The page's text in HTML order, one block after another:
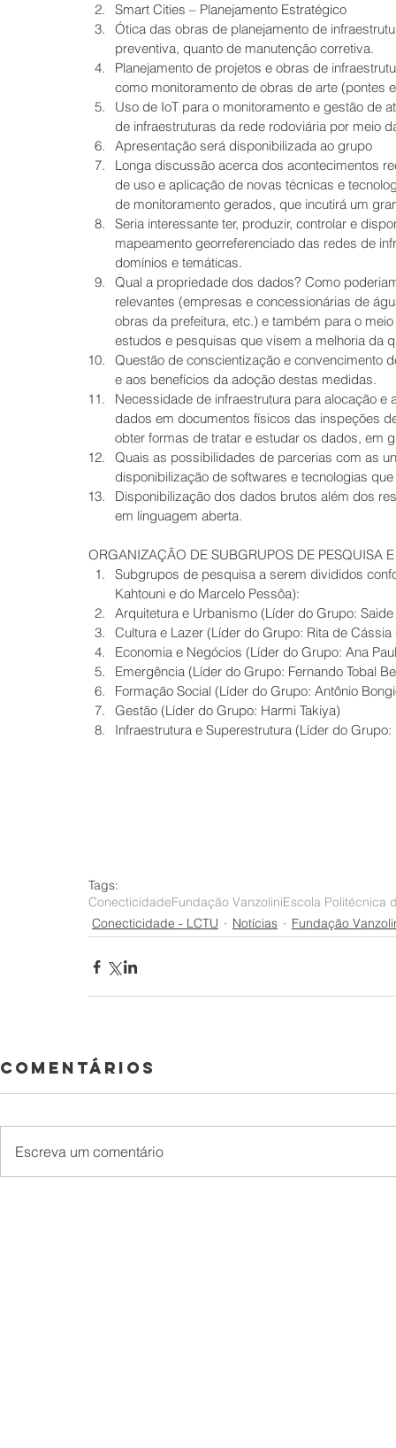
Smart Cities – Planejamento Estratégico
Ótica das obras de planejamento de
preventiva, quanto de manutenção corretiva.
Planejamento de projetos e obras de
como monitoramento de obras de arte
Uso de IoT para o monitoramento e gestão de
de infraestruturas da rede rodoviária por meio
Apresentação será disponibilizada ao grupo
Longa discussão acerca dos acontecimentos
de uso e aplicação de novas técnicas e
de monitoramento gerados, que incutirá um
Seria interessante ter, produzir, controlar e
mapeamento georreferenciado das redes de
domínios e temáticas.
Qual a propriedade dos dados? Como
relevantes (empresas e concessionárias de
obras da prefeitura, etc.) e também para o
estudos e pesquisas que visem a melhoria da
Questão de conscientização e convencimento
e aos benefícios da adoção destas medidas.
Necessidade de infraestrutura para alocação
dados em documentos físicos das inspeções
obter formas de tratar e estudar os dados, em
Quais as possibilidades de parcerias com as
disponibilização de softwares e tecnologias
Disponibilização dos dados brutos além dos
em linguagem aberta.
ORGANIZAÇÃO DE SUBGRUPOS DE PESQUISA
Subgrupos de pesquisa a serem divididos
Kahtouni e do Marcelo Pessôa):
Arquitetura e Urbanismo (Líder do Grupo:
Cultura e Lazer (Líder do Grupo: Rita de
Economia e Negócios (Líder do Grupo: Ana
Emergência (Líder do Grupo: Fernando Tobal
Formação Social (Líder do Grupo: Antônio
Gestão (Líder do Grupo: Harmi Takiya)
Infraestrutura e Superestrutura (Líder do
Tags:
ConecticidadeFundação VanzoliniEscola Politécnica
Conecticidade - LCTU
Notícias Fundação
Comentários
Escreva um comentário